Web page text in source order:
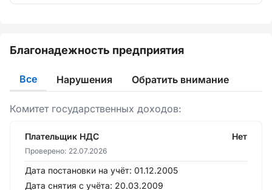
Благонадежность предприятия
Все Нарушения Обратить внимание
Комитет государственных доходов:
Плательщик НДС Нет
Проверено: 22.07.2026
Дата постановки на учёт: 01.12.2005
Дата снятия с учёта: 20.03.2009